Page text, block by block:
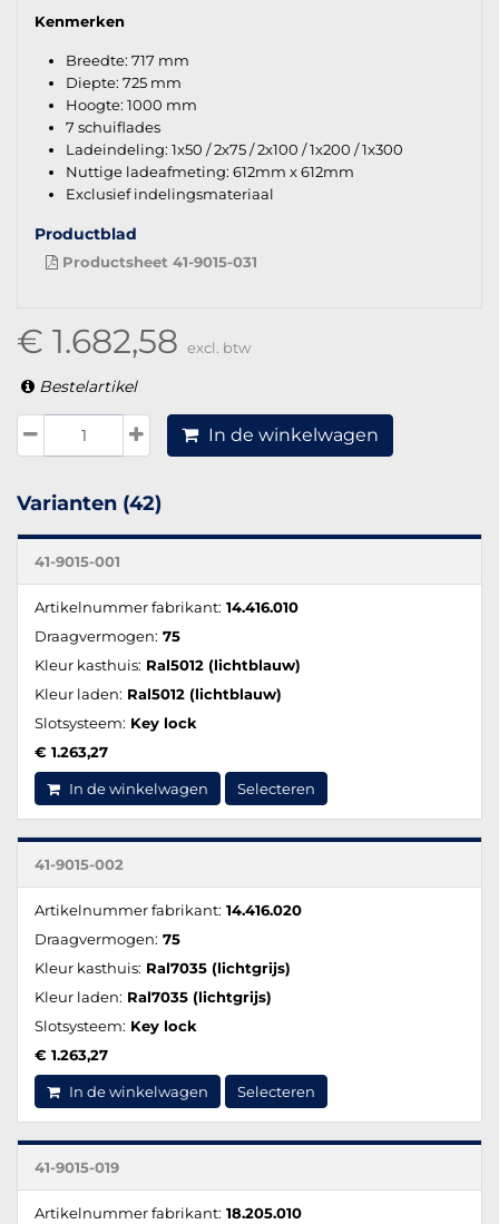
Kenmerken
Breedte: 717 mm
Diepte: 725 mm
Hoogte: 1000 mm
7 schuiflades
Ladeindeling: 1x50 / 2x75 / 2x100 / 1x200 / 1x300
Nuttige ladeafmeting: 612mm x 612mm
Exclusief indelingsmateriaal
Productblad
Productsheet 41-9015-031
€ 1.682,58 excl. btw
Bestelartikel
In de winkelwagen
Varianten (42)
41-9015-001
Artikelnummer fabrikant: 14.416.010
Draagvermogen: 75
Kleur kasthuis: Ral5012 (lichtblauw)
Kleur laden: Ral5012 (lichtblauw)
Slotsysteem: Key lock
€ 1.263,27
In de winkelwagen Selecteren
41-9015-002
Artikelnummer fabrikant: 14.416.020
Draagvermogen: 75
Kleur kasthuis: Ral7035 (lichtgrijs)
Kleur laden: Ral7035 (lichtgrijs)
Slotsysteem: Key lock
€ 1.263,27
In de winkelwagen Selecteren
41-9015-019
Artikelnummer fabrikant: 18.205.010